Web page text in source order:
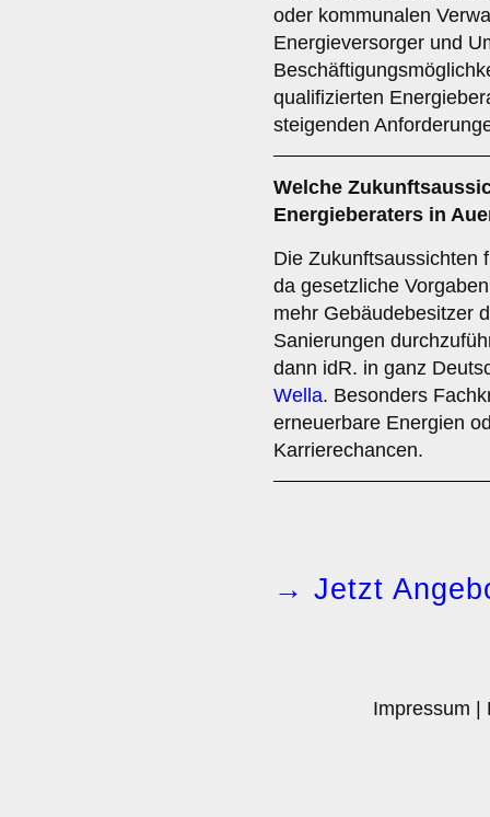
oder kommunalen
Energieversorger und
qualifizierten
steigenden
Welche
Energieberaters in
Die Zukunftsaussichten
da gesetzliche
mehr Gebäudebesitzer
Sanierungen
dann idR. in ganz
Wella. Besonders
erneuerbare Energien
Karrierechancen.
→ Jetzt
Impressum